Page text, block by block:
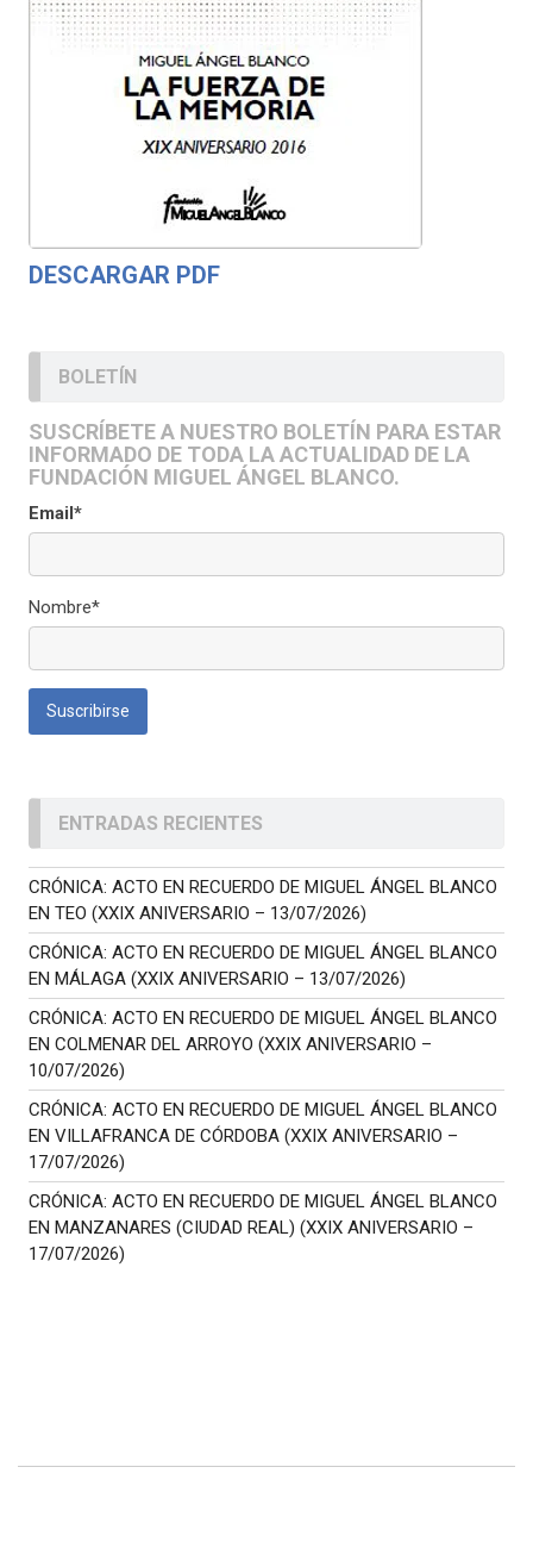
DESCARGAR PDF
BOLETÍN
SUSCRÍBETE A NUESTRO BOLETÍN PARA ESTAR
INFORMADO DE TODA LA ACTUALIDAD DE LA
FUNDACIÓN MIGUEL ÁNGEL BLANCO.
Email*
Nombre*
ENTRADAS RECIENTES
CRÓNICA: ACTO EN RECUERDO DE MIGUEL ÁNGEL BLANCO
EN TEO (XXIX ANIVERSARIO – 13/07/2026)
CRÓNICA: ACTO EN RECUERDO DE MIGUEL ÁNGEL BLANCO
EN MÁLAGA (XXIX ANIVERSARIO – 13/07/2026)
CRÓNICA: ACTO EN RECUERDO DE MIGUEL ÁNGEL BLANCO
EN COLMENAR DEL ARROYO (XXIX ANIVERSARIO –
10/07/2026)
CRÓNICA: ACTO EN RECUERDO DE MIGUEL ÁNGEL BLANCO
EN VILLAFRANCA DE CÓRDOBA (XXIX ANIVERSARIO –
17/07/2026)
CRÓNICA: ACTO EN RECUERDO DE MIGUEL ÁNGEL BLANCO
EN MANZANARES (CIUDAD REAL) (XXIX ANIVERSARIO –
17/07/2026)